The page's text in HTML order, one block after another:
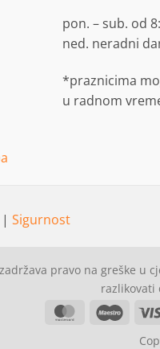
pon. – sub. od
ned. neradni
*praznicima
u radnom
| Sigurnost
pravo na greške u
razlikovati
MasterCard